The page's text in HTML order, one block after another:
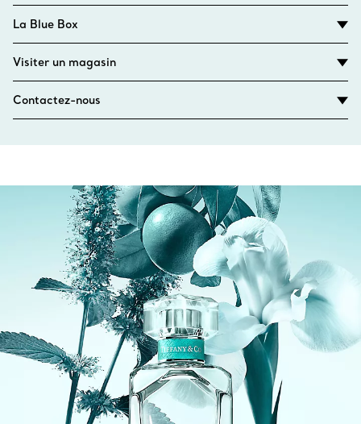
La Blue Box
Visiter un magasin
Contactez-nous